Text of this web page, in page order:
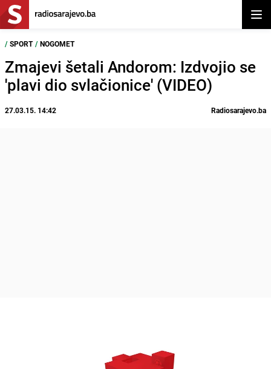
/ SPORT / NOGOMET
Zmajevi šetali Andorom: Izdvojio se
'plavi dio svlačionice' (VIDEO)
27.03.15. 14:42 Radiosarajevo.ba